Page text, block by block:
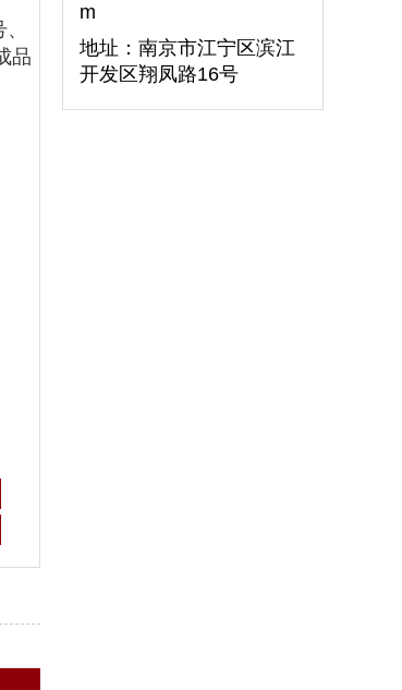
品
m
地址：南京市江宁区滨江
开发区翔凤路16号